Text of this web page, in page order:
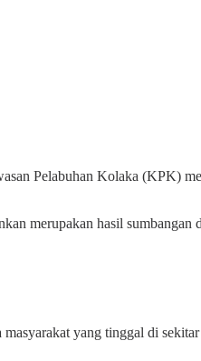
Pelabuhan Kolaka (KPK)
merupakan hasil sumbangan
yang tinggal di